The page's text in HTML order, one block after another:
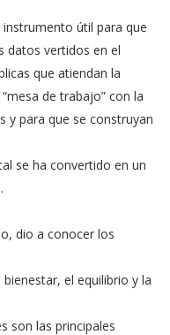
útil para que
datos vertidos en el
que atiendan la
de trabajo” con la
y para que se construyan
se ha convertido en un
dio a conocer los
el equilibrio y la
son las principales